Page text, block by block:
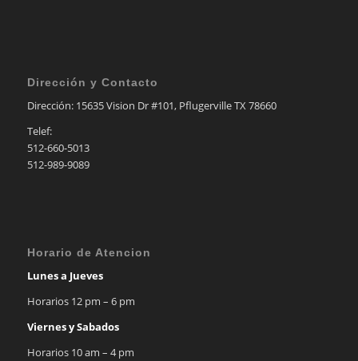
Dirección y Contacto
Dirección: 15635 Vision Dr #101, Pflugerville TX 78660
Telef:
512-660-5013
512-989-9089
Horario de Atencion
Lunes a Jueves
Horarios 12 pm – 6 pm
Viernes y Sabados
Horarios 10 am – 4 pm